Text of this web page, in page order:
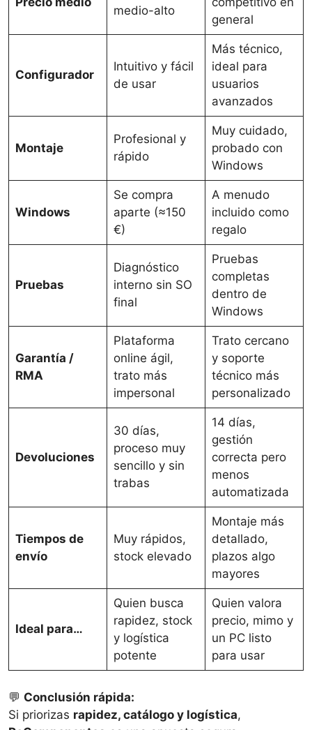
medio-alto
general
Configurador
Intuitivo y fácil
de usar
Más técnico,
ideal para
usuarios
avanzados
Montaje
Profesional y
rápido
Muy cuidado,
probado con
Windows
Windows
Se compra
aparte (≈150
€)
A menudo
incluido como
regalo
Pruebas
Diagnóstico
interno sin SO
final
Pruebas
completas
dentro de
Windows
Garantía /
RMA
Plataforma
online ágil,
trato más
impersonal
Trato cercano
y soporte
técnico más
personalizado
Devoluciones
30 días,
proceso muy
sencillo y sin
trabas
14 días,
gestión
correcta pero
menos
automatizada
Tiempos de
envío
Muy rápidos,
stock elevado
Montaje más
detallado,
plazos algo
mayores
Ideal para…
Quien busca
rapidez, stock
y logística
potente
Quien valora
precio, mimo y
un PC listo
para usar
💬 Conclusión rápida:
Si priorizas rapidez, catálogo y logística,